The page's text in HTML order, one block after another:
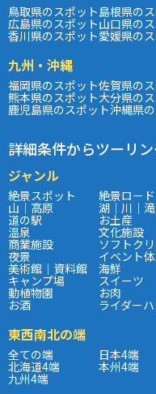
鳥取県のスポット島根県の
広島県のスポット山口県の
香川県のスポット愛媛県の
九州・沖縄
福岡県のスポット佐賀県の
熊本県のスポット大分県の
鹿児島県のスポット沖縄県
詳細条件からツーリ
ジャンル
絶景スポット 絶景ロード
山｜高原 湖｜川｜滝
道の駅 お土産
温泉 文化施設
商業施設 ソフトク
夜景 イベント
美術館｜資料館 海鮮
キャンプ場 スイーツ
動植物園 お肉
お酒 ライダー
東西南北の端
全ての端 日本4端
北海道4端 本州4端
九州4端